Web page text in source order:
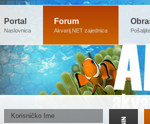
Portal
Naslovnica
Forum
Akvarij.NET zajednica